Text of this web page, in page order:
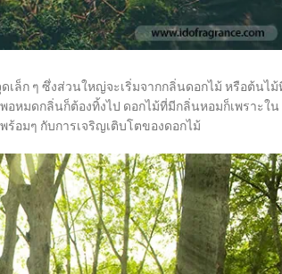
ล็ก ๆ ซึ่งส่วนใหญ่จะเริ่มจากกลิ่นดอกไม้ หรือต้นไม้
หมดกลิ่นก็ต้องทิ้งไป ดอกไม้ที่มีกลิ่นหอมก็เพราะใน
อมๆ กับการเจริญเติบโตของดอกไม้